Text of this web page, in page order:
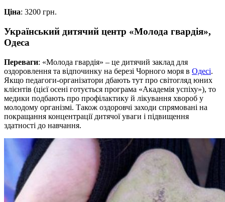
Ціна: 3200 грн.
Український дитячий центр «Молода гвардія»,
Одеса
Переваги: «Молода гвардія» – це дитячий заклад для
оздоровлення та відпочинку на березі Чорного моря в Одесі.
Якщо педагоги-організатори дбають тут про світогляд юних
клієнтів (цієї осені готується програма «Академія успіху»), то
медики подбають про профілактику й лікування хвороб у
молодому організмі. Також оздоровчі заходи спрямовані на
покращання концентрації дитячої уваги і підвищення
здатності до навчання.